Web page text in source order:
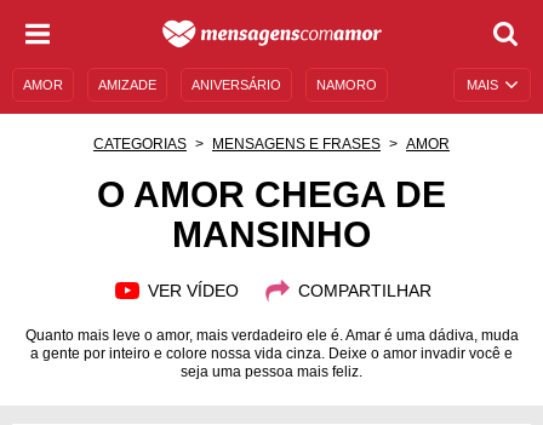
MAIS
AMOR AMIZADE ANIVERSÁRIO NAMORO
MENSAGENS DE ANIVERSÁRIO
CATEGORIAS MENSAGENS E FRASES AMOR
O AMOR CHEGA DE
MANSINHO
VER VÍDEO COMPARTILHAR
Quanto mais leve o amor, mais verdadeiro ele é. Amar é uma dádiva, muda
a gente por inteiro e colore nossa vida cinza. Deixe o amor invadir você e
seja uma pessoa mais feliz.